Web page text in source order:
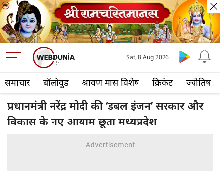
समाचार बॉलीवुड श्रावण मास विशेष क्रिकेट ज्योतिष
Sat, 8 Aug 2026
प्रधानमंत्री नरेंद्र मोदी की ‘डबल इंजन’ सरकार और
विकास के नए आयाम छूता मध्यप्रदेश